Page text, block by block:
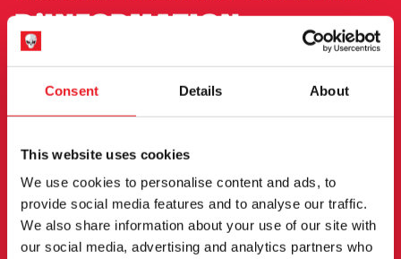
Consent Details About
This website uses cookies
We use cookies to personalise content and ads, to
provide social media features and to analyse our traffic.
We also share information about your use of our site with
our social media, advertising and analytics partners who
D'INFORMATION
Inscrivez-vous pour recevoir les dernières
informations sur les nouveaux produits, les
événements et plus encore.
S'INSCRIRE
En vous abonnant à notre newsletter, vous acceptez nos
conditions d'utilisation.politique de confidentialité.